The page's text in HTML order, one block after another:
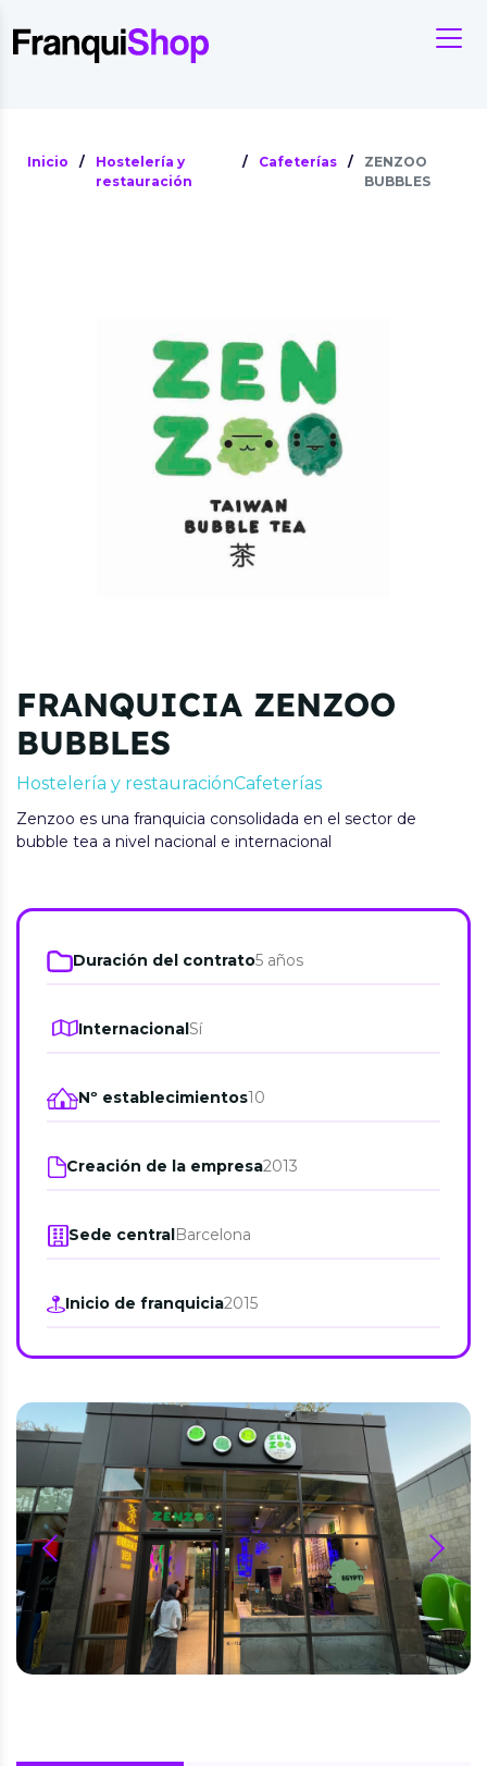
Inicio /
Hostelería y
restauración
/ Cafeterías /
ZENZOO
BUBBLES
FRANQUICIA ZENZOO
BUBBLES
Hostelería y restauraciónCafeterías
Zenzoo es una franquicia consolidada en el sector de
bubble tea a nivel nacional e internacional
Duración del contrato5 años
InternacionalSí
Nº establecimientos10
Creación de la empresa2013
Sede centralBarcelona
Inicio de franquicia2015
prev next